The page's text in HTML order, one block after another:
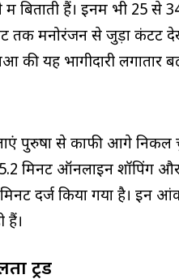
हैं। इनमें भी 25 से
मनोरंजन से जुड़ा कंटेंट
की यह भागीदारी लगातार
पुरुषों से काफी आगे निकल
मिनट ऑनलाइन शॉपिंग
दर्ज किया गया है। इन
हैं।
ट्रेंड